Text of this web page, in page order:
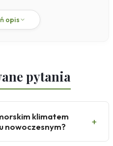
się z wnętrzami w
zachodu słońca potęgują
wymiary, np.
na wymiar –
jak i kolorystyki.
plażę z widokiem na
to przestrzeń w jadalni
opis
pytania
klimatem
nowoczesnym?
+